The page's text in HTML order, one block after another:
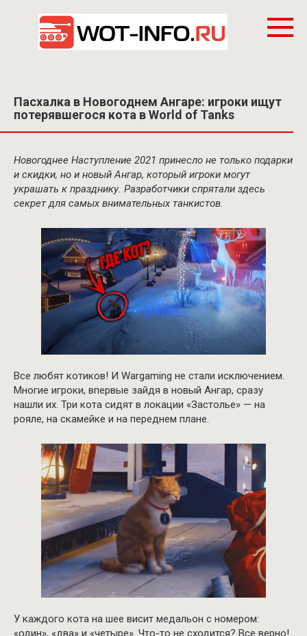
контенту
Пасхалка в Новогоднем Ангаре: игроки ищут
потерявшегося кота в World of Tanks
Новогоднее Наступление 2021 принесло не только подарки
и скидки, но и новый Ангар, который игроки могут
украшать к празднику. Разработчики спрятали здесь
секрет для самых внимательных танкистов.
Все любят котиков! И Wargaming не стали исключением.
Многие игроки, впервые зайдя в новый Ангар, сразу
нашли их. Три кота сидят в локации «Застолье» — на
рояле, на скамейке и на переднем плане.
У каждого кота на шее висит медальон с номером: